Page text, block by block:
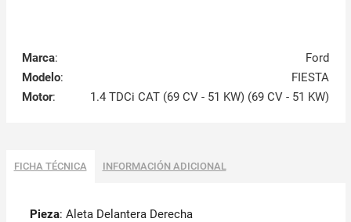
Marca:
Ford
Modelo:
FIESTA
Motor: 1.4 TDCi CAT (69 CV - 51 KW) (69 CV - 51 KW)
FICHA TÉCNICA INFORMACIÓN ADICIONAL
Pieza: Aleta Delantera Derecha